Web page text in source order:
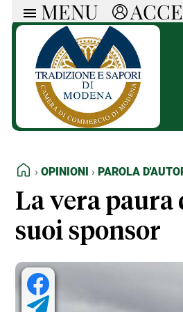
MENU
ARTICOLI
Politica
Economia
Società
La Nera
Che Cultura
La Provincia
Mondo
Italia
Tutti gli Articoli
Ricerca
HOME
OPINIONI PAROLA
La vera
suoi sponsor